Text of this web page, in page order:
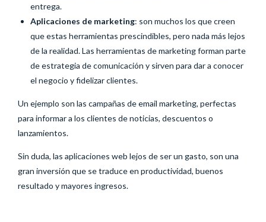
entrega.
Aplicaciones de marketing: son muchos los que creen
que estas herramientas prescindibles, pero nada más lejos
de la realidad. Las herramientas de marketing forman parte
de estrategia de comunicación y sirven para dar a conocer
el negocio y fidelizar clientes.
Un ejemplo son las campañas de email marketing, perfectas
para informar a los clientes de noticias, descuentos o
lanzamientos.
Sin duda, las aplicaciones web lejos de ser un gasto, son una
gran inversión que se traduce en productividad, buenos
resultado y mayores ingresos.